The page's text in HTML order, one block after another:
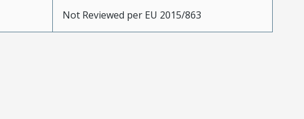
Not Reviewed per EU 2015/863